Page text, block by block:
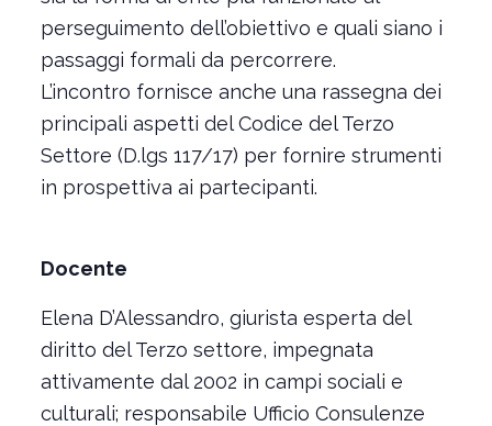
perseguimento dell’obiettivo e quali siano i
passaggi formali da percorrere.
L’incontro fornisce anche una rassegna dei
principali aspetti del Codice del Terzo
Settore (D.lgs 117/17) per fornire strumenti
in prospettiva ai partecipanti.
Docente
Elena D’Alessandro, giurista esperta del
diritto del Terzo settore, impegnata
attivamente dal 2002 in campi sociali e
culturali; responsabile Ufficio Consulenze